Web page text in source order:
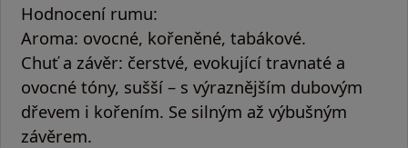
Hodnocení rumu:
Aroma: ovocné, kořeněné, tabákové.
Chuť a závěr: čerstvé, evokující travnaté a
ovocné tóny, sušší – s výraznějším dubovým
dřevem i kořením. Se silným až výbušným
závěrem.